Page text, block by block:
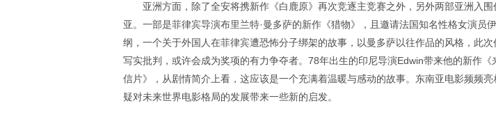
亚洲方面，除了全安将携新作《白鹿原》再次竞逐主竞赛之外，另外两部亚洲入
亚。一部是菲律宾导演布里兰特·曼多萨的新作《猎物》，且邀请法国知名性格女演员
纲，一个关于外国人在菲律宾遭恐怖分子绑架的故事，以曼多萨以往作品的风格，此
写实批判，或许会成为奖项的有力争夺者。78年出生的印尼导演Edwin带来他的新作《
信片》，从剧情简介上看，这应该是一个充满着温暖与感动的故事。东南亚电影频频
疑对未来世界电影格局的发展带来一些新的启发。